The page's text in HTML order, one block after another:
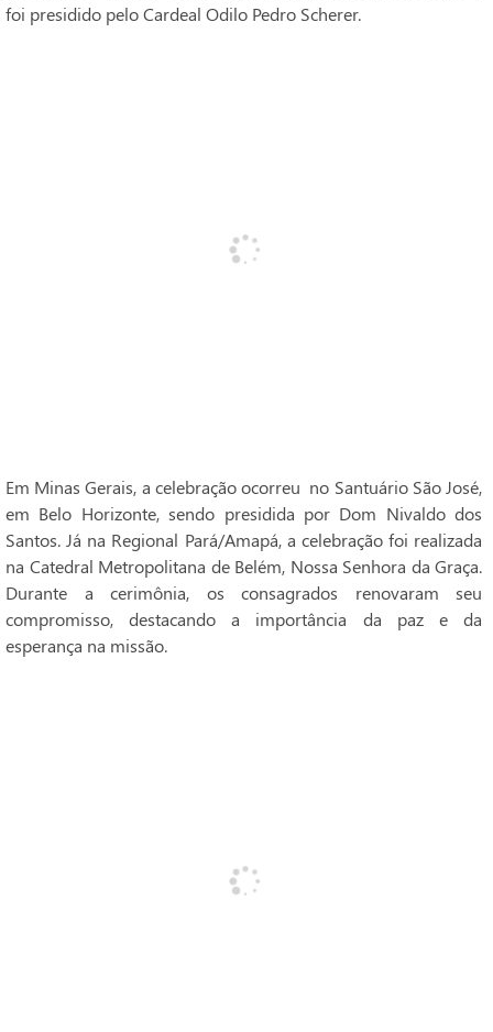
foi presidido pelo Cardeal Odilo Pedro Scherer.
Em Minas Gerais, a celebração ocorreu no Santuário São José,
em Belo Horizonte, sendo presidida por Dom Nivaldo dos
Santos. Já na Regional Pará/Amapá, a celebração foi realizada
na Catedral Metropolitana de Belém, Nossa Senhora da Graça.
Durante a cerimônia, os consagrados renovaram seu
compromisso, destacando a importância da paz e da
esperança na missão.